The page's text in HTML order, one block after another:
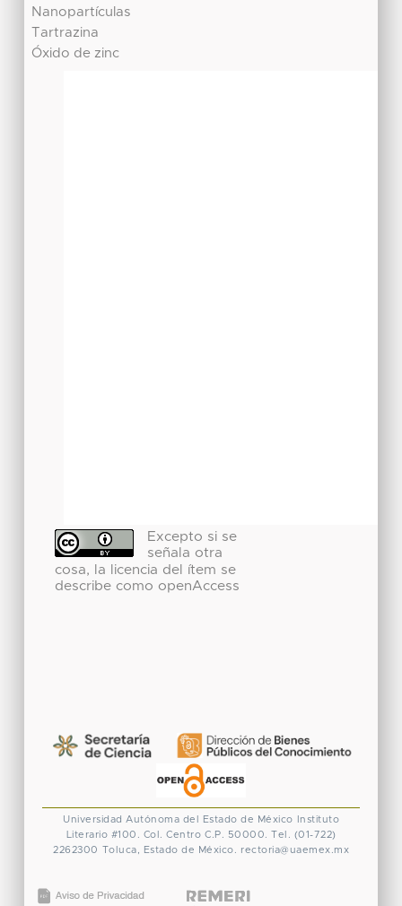
Nanopartículas
Tartrazina
Óxido de zinc
Excepto si se
señala otra
cosa, la licencia del ítem se
describe como openAccess
Universidad Autónoma del Estado de México
Instituto
Literario #100. Col. Centro C.P. 50000. Tel. (01-722)
2262300 Toluca, Estado de México. rectoria@uaemex.mx